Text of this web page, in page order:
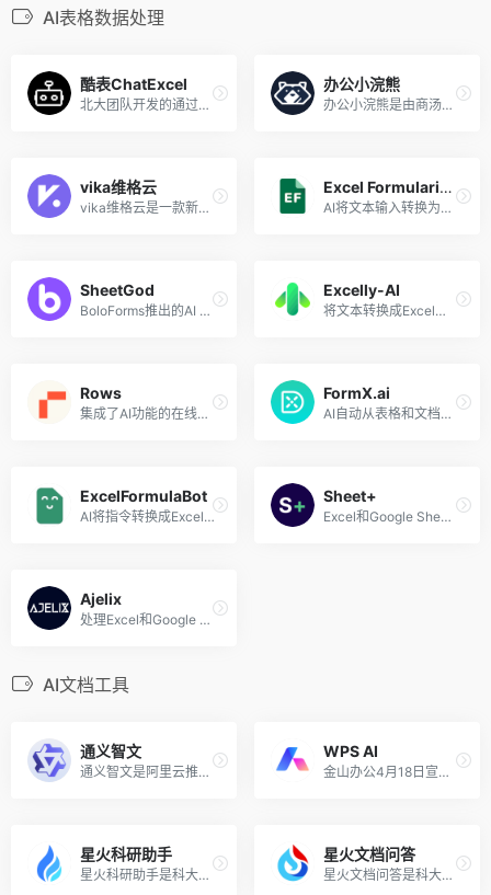
AI表格数据处理
酷表ChatExcel
北大团队开发的通过聊天来操作Excel表格的AI工具
办公小浣熊
办公小浣熊是由商汤科技基于其“日日新SenseNova4.0”大模型能力推出的一款新型AI数据分析工具，旨在简化数据分析过程，无需编程或复杂操作即可使用。用户可以通过自然语言输入来描述他们的数据分析需求，办公小浣熊能够理解并执行这些需求，自动将数据转化为有意义的分析结果和可视化图表。
vika维格云
vika维格云是一款新一代的数据生产力平台，基于面向API的多维表格，集成了电子表格和数据库的功能，允许用户将表格数据训练成AI客服、AI线索收集器、数据分析师等智能工具。
Excel Formularizer
AI将文本输入转换为Excel公式处理
SheetGod
BoloForms推出的AI Excel公式生成工具
Excelly-AI
将文本转换成Excel或Google Sheets公式
Rows
集成了AI功能的在线表格处理工具
FormX.ai
AI自动从表格和文档中提取数据
ExcelFormulaBot
AI将指令转换成Excel的函数公式
Sheet+
Excel和Google Sheets表格AI处理工具
Ajelix
处理Excel和Google Sheets表格的AI工具
AI文档工具
通义智文
通义智文是阿里云推出的基于通义大模型的免费AI阅读助手，可智能阅读网页、论文、图书和文档，帮助用户在更短的时间内精读文章内容，获取提要和概述，快速掌握要点，提高阅读效率。同时支持自由提问，可解答用户关于文章的问题或其他不解之处。
WPS AI
金山办公4月18日宣布即将推出WPS AI（基于大语言模型下的生成式人工智能应用），将最先应用于其新一代在线内容写作编辑工具「轻文档」，以帮助用户处理工作、生活场景，提高内容生产力。 日前，WPS AI的官网已正式上线，个人用户或企业用户可免费申请体验。
星火科研助手
星火科研助手是科大讯飞联合中科院文献情报中心推出的一款AI科研助理，基于认知智能大模型和海量的科技文献资源，提供文献成果调研、论文研读和学术写作等科学研究助手功能，显著提升科研人员在文献调研和阅读方面的效率，从而节约了他们的时间和精力。
星火文档问答
星火文档问答是科大讯飞推出的基于讯飞星火认知大模型的AI文档问答和知识库方案，提供Al分析、阅读、问答工具，可帮助用户高效检索文档信息，准确回答专业问题，让大模型助你高效解读文档内容。